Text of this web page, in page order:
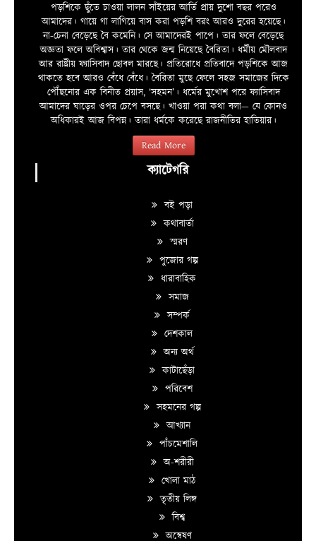
পড়শিকে ছুঁতে চাওয়া লালন সাঁইয়ের আর্তি প্রায় দুশো বছর পরেও
আমাদের। গায়ে গা লাগিয়ে বাস করা পড়শি বরং আরও দুরের হয়েছে।
না-চেনা বেড়েছে বৈ কমেনি। সে আমাদেরই পাপে। তার ফলে বেড়েছে
অজ্ঞতা ফলে অবিশ্বাস। তার থেকে জন্ম নিয়েছে বৈরিতা। ধর্মীয় মৌলবাদ
আর রাষ্ট্রীয় ফ্যাসিবাদ ছোবল মারছে। প্রতিরোধে প্রতিবাদে পড়শিকে আজ
থাকতে হবে আরও বেঁধে বেঁধে। বৈরিতা মুছে ফেলে সহজ সমাজের দিকে
পৌঁছনোর এক বিনীত প্রয়াস, ‘সহমন’। ধর্মের মুখোশ পরে ফ্যাসিবাদ
আমাদের ঘাড়ের ওপর চেপে বসছে। খাওয়া পরা কথা বলা—­­ যে কোনও
অধিকারই আজ বিপন্ন। তারা ধর্মকে করেছে রাজনীতির হাতিয়ার।
Read More
ক্যাটেগরি
বই পড়া
কথাবার্তা
স্মরণ
পুজোর গল্প
ধারাবাহিক
সমাজ
সম্পর্ক
দেশকাল
অন্য অর্থ
কাটাছেঁড়া
পরিবেশ
সহমনের গল্প
আখ্যান
পাঁচমেশালি
অ-শরীরী
খোলা মাঠ
তৃতীয় লিঙ্গ
বিশ্ব
অন্বেষণ